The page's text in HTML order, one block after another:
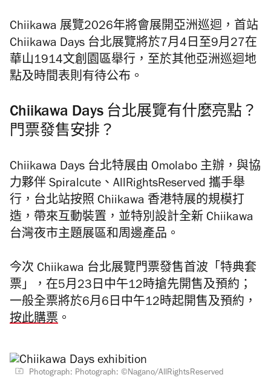
Chiikawa 展覽2026年將會展開亞洲巡迴，首站
Chiikawa Days 台北展覽將於7月4日至9月27在
華山1914文創園區舉行，至於其他亞洲巡迴地
點及時間表則有待公布。
Chiikawa Days 台北展覽有什麼亮點？
門票發售安排？
Chiikawa Days 台北特展由 Omolabo 主辦，與協
力夥伴 Spiralcute、AllRightsReserved 攜手舉
行，台北站按照 Chiikawa 香港特展的規模打
造，帶來互動裝置，並特別設計全新 Chiikawa
台灣夜市主題展區和周邊產品。
今次 Chiikawa 台北展覽門票發售首波「特典套
票」，在5月23日中午12時搶先開售及預約；
一般全票將於6月6日中午12時起開售及預約，
按此購票 。
Photograph: Photograph: ©Nagano/AllRightsReserved